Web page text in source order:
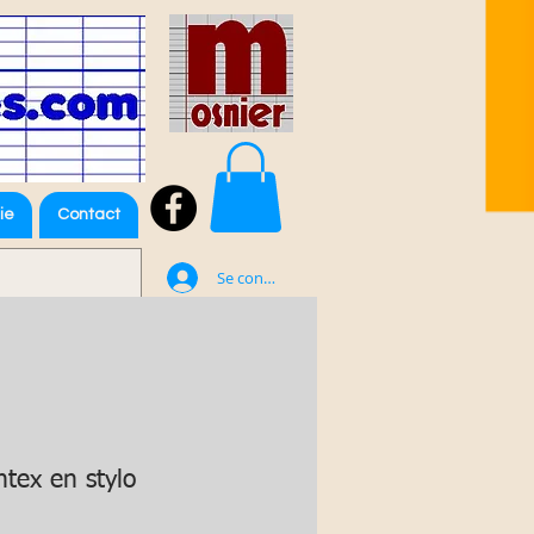
Contact
Se connecter
en stylo